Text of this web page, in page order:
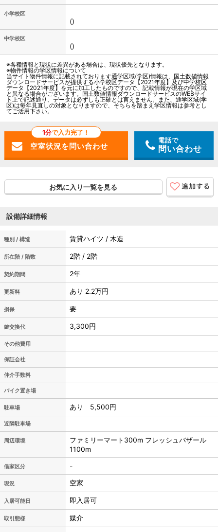
小学校区
()
中学校区
()
※各種情報と現状に差異がある場合は、現状優先となります。
※物件情報の学区情報について
当サイト物件情報に記載されております通学区域(学区)情報は、国土数値情報
ダウンロードサービスが提供する小学校区データ【2021年度】及び中学校区
データ【2021年度】を元に加工したものですので、記載情報が現在の学区域
と異なる場合がございます。国土数値情報ダウンロードサービスのWEBサイ
ト上で記述通り、データは必ずしも正確とは言えません。また、通学区域(学
区)は毎年見直しの対象となりますので、そちらを踏まえ学区情報は参考とし
てご活用下さい。
1分で入力完了！
電話で
問い合わせ
お気に入り一覧を見る
設備詳細情報
種別 / 構造 賃貸ハイツ / 木造
所在階 / 階数 2階 / 2階
契約期間 2年
更新料 あり 2.2万円
損保 要
鍵交換代 3,300円
その他費用
保証会社
仲介手数料
バイク置き場
駐車場 あり 5,500円
近隣駐車場
周辺環境
ファミリーマート300m フレッシュバザール
1100m
借家区分 -
現況 空家
入居可能日 即入居可
取引態様 媒介